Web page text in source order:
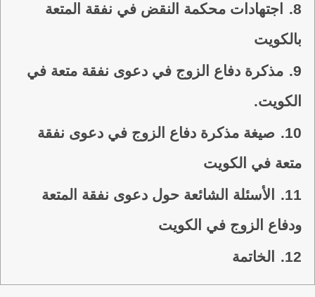
8.
اجتهادات محكمة النقض في نفقة المتعة
بالكويت
9.
مذكرة دفاع الزوج في دعوى نفقة متعة في
الكويت.
10.
صيغة مذكرة دفاع الزوج في دعوى نفقة
متعة في الكويت
11.
الأسئلة الشائعة حول دعوى نفقة المتعة
ودفاع الزوج في الكويت
12.
الخاتمة